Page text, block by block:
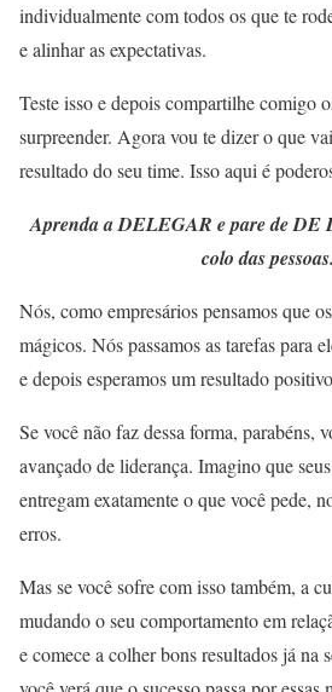
individualmente com todos os que te
e alinhar as expectativas.
Teste isso e depois compartilhe comigo
surpreender. Agora vou te dizer o que
resultado do seu time. Isso aqui é
Aprenda a DELEGAR e pare de DE
colo das pessoas.
Nós, como empresários pensamos que
mágicos. Nós passamos as tarefas para
e depois esperamos um resultado
Se você não faz dessa forma, parabéns,
avançado de liderança. Imagino que
entregam exatamente o que você pede,
erros.
Mas se você sofre com isso também, a
mudando o seu comportamento em
e comece a colher bons resultados já na